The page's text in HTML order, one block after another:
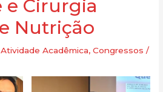
e Cirurgia
Nutrição
Atividade Acadêmica,Congressos /